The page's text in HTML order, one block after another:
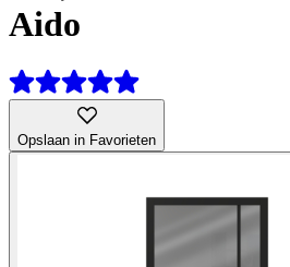
Aido
Opslaan in Favorieten